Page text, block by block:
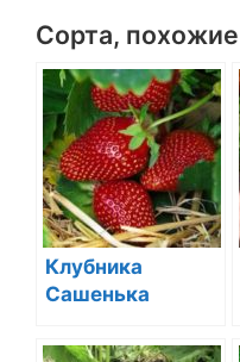
Сорта,
Клубника
Сашенька